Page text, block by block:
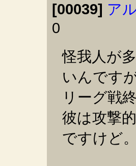
[00039] ア
0
怪我人が
いんです
リーグ戦
彼は攻撃
ですけど。